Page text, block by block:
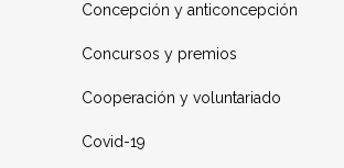
Concepción y anticoncepción
Concursos y premios
Cooperación y voluntariado
Covid-19